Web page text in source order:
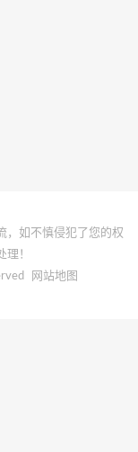
，如不慎侵犯了您的权
理！
网站地图